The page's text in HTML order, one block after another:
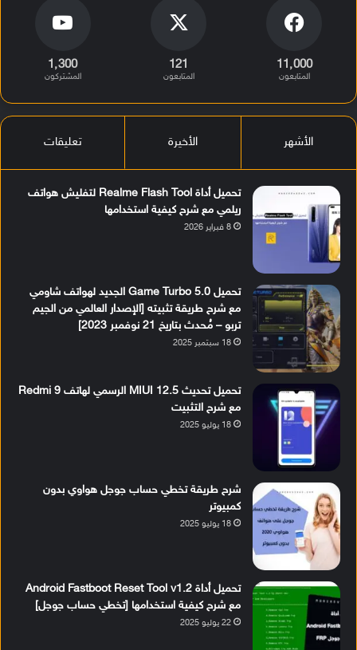
11٬000
المتابعون
121
المتابعون
1٬300
المشتركون
الأشهر الأخيرة تعليقات
تحميل أداة Realme Flash Tool لتفليش هواتف
ريلمي مع شرح كيفية استخدامها
8 فبراير 2026
تحميل Game Turbo 5.0 الجديد لهواتف شاومي
مع شرح طريقة تثبيته [الإصدار العالمي من الجيم
تربو – مُحدث بتاريخ 21 نوفمبر 2023]
18 سبتمبر 2025
تحميل تحديث MIUI 12.5 الرسمي لهاتف Redmi 9
مع شرح التثبيت
18 يوليو 2025
شرح طريقة تخطي حساب جوجل هواوي بدون
كمبيوتر
18 يوليو 2025
تحميل أداة Android Fastboot Reset Tool v1.2
مع شرح كيفية استخدامها [تخطي حساب جوجل]
22 يوليو 2025